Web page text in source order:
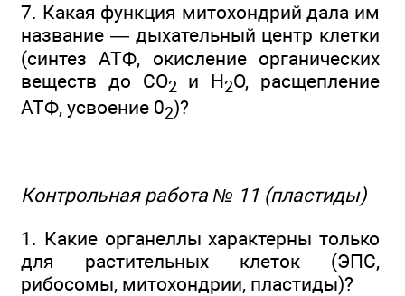
7. Какая функция митохондрий дала им
название — дыхательный центр клетки
(синтез АТФ, окисление органических
веществ до СO2 и Н2O, расщепление
АТФ, усвоение 02)?
Контрольная работа № 11 (пластиды)
1. Какие органеллы характерны только
для растительных клеток (ЭПС,
рибосомы, митохондрии, пластиды)?